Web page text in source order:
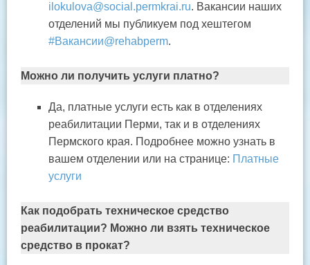
ilokulova@social.permkrai.ru. Вакансии наших
отделений мы публикуем под хештегом
#Вакансии@rehabperm.
Можно ли получить услуги платно?
Да, платные услуги есть как в отделениях
реабилитации Перми, так и в отделениях
Пермского края. Подробнее можно узнать в
вашем отделении или на странице: Платные
услуги
Как подобрать техническое средство
реабилитации? Можно ли взять техническое
средство в прокат?